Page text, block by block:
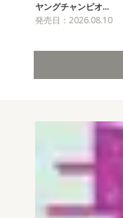
ヤングチャンピオ…
発売日：2026.08.10